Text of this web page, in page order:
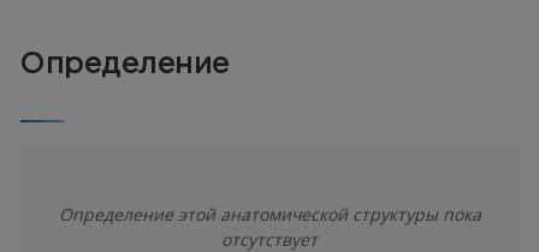
Определение
Определение этой анатомической структуры пока
отсутствует